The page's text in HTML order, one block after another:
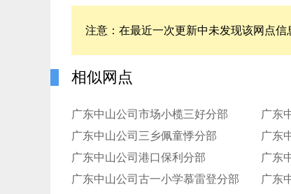
注意：在最近一次更新中未发现该网点信
相似网点
广东中山公司市场小榄三好分部 广东
广东中山公司三乡佩童悸分部
广东
广东中山公司港口保利分部
广东
广东中山公司古一小学慕雷登分部
广东